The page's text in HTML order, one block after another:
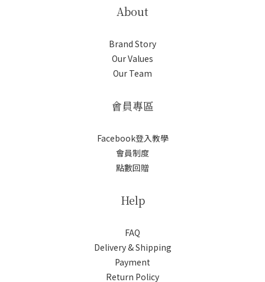
About
Brand Story
Our Values
Our Team
會員專區
Facebook登入教學
會員制度
點數回贈
Help
FAQ
Delivery & Shipping
Payment
Return Policy